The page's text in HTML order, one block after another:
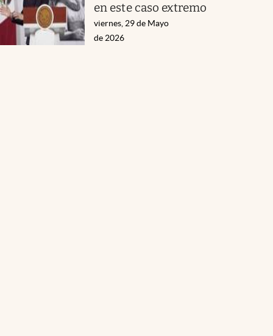
en este caso extremo
viernes, 29 de Mayo
de 2026